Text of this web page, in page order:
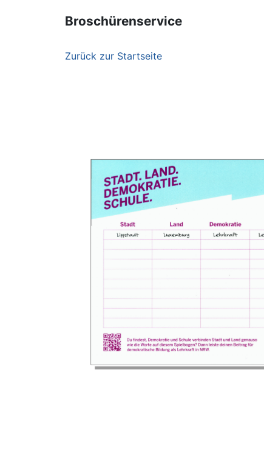
Broschürenservice
Zurück zur Startseite